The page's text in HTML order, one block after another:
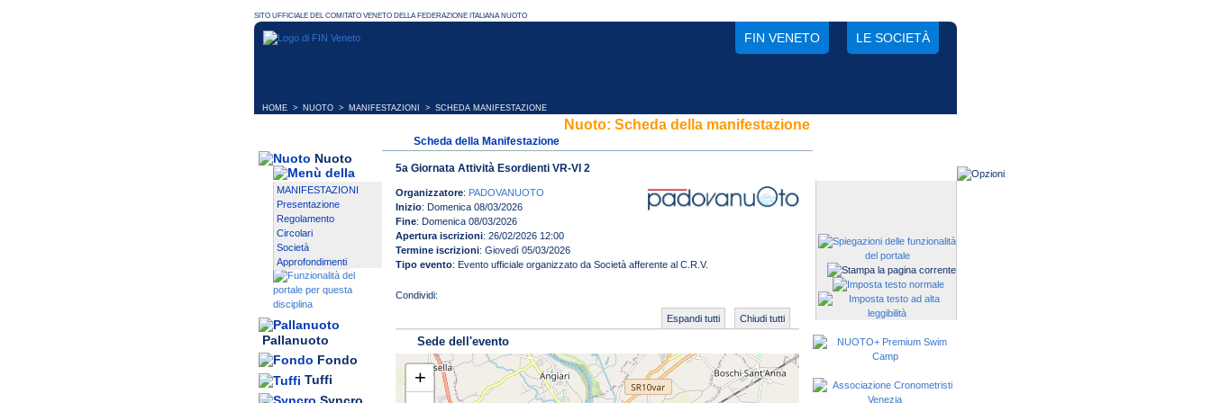
FIN VENETO LE SOCIETÀ
HOME > NUOTO > MANIFESTAZIONI > SCHEDA MANIFESTAZIONE
Nuoto
MANIFESTAZIONI
Presentazione
Regolamento
Circolari
Società
Approfondimenti
Pallanuoto
Fondo
Tuffi
Nuoto: Scheda della manifestazione
Scheda della Manifestazione
5a Giornata Attività Esordienti VR-VI 2
Organizzatore: PADOVANUOTO
Inizio: Domenica 08/03/2026
Fine: Domenica 08/03/2026
Apertura iscrizioni: 26/02/2026 12:00
Termine iscrizioni: Giovedì 05/03/2026
Tipo evento: Evento ufficiale organizzato da Società afferente al C.R.V.
Chiudi tutti
Espandi tutti
Sede dell'evento
+